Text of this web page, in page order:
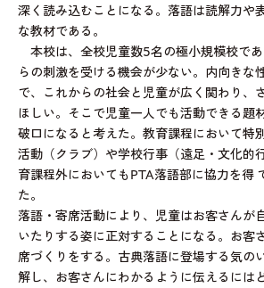
深く読み込むことになる。落語は読解力や
な教材である。
本校は、全校児童数5名の極小規模校で
らの刺激を受ける機会が少ない。内向きな
で、これからの社会と児童が広く関わり、
ほしい。そこで児童一人でも活動できる題
破口になると考えた。教育課程において特
活動（クラブ）や学校行事（遠足・文化的
育課程外においてもPTA落語部に協力を得
た。
落語・寄席活動により、児童はお客さんが
いたりする姿に正対することになる。お客
席づくりをする。古典落語に登場する気の
解し、お客さんにわかるように伝えるには